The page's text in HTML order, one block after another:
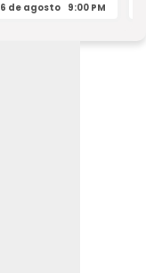
6 de agosto 9:00 PM